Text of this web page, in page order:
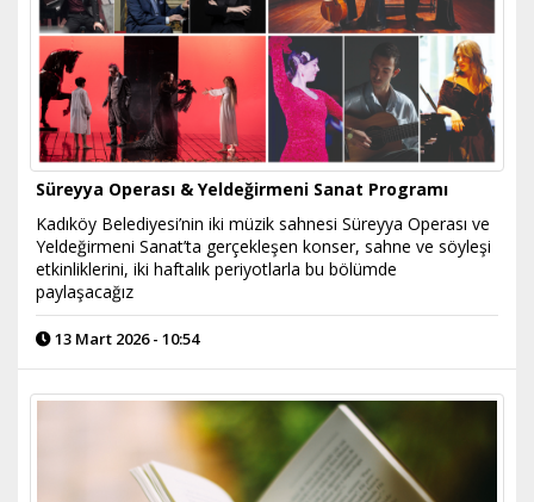
Süreyya Operası & Yeldeğirmeni Sanat Programı
Kadıköy Belediyesi’nin iki müzik sahnesi Süreyya Operası ve
Yeldeğirmeni Sanat’ta gerçekleşen konser, sahne ve söyleşi
etkinliklerini, iki haftalık periyotlarla bu bölümde
paylaşacağız
13 Mart 2026 - 10:54